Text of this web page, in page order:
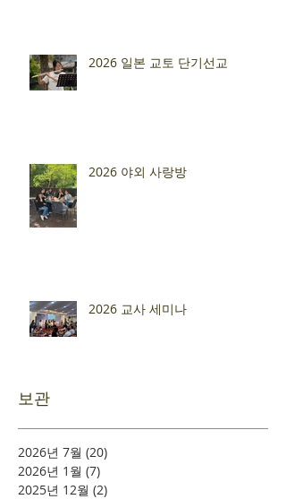
2026 일본 교토 단기선교
2026 야외 사랑방
2026 교사 세미나
보관
2026년 7월 (20)
2026년 1월 (7)
2025년 12월 (2)